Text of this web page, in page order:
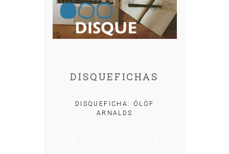
DISQUEFICHAS
DISQUEFICHA: ÓLÖF
ARNALDS